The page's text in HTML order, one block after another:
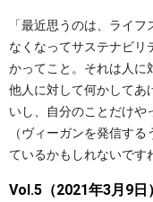
「最近思うのは、ライ
なくなってサステナビリ
かってこと。それは人に
他人に対して何かしてあ
いし、自分のことだけや
（ヴィーガンを発信す
ているかもしれないです
Vol.5（2021年3月9日）